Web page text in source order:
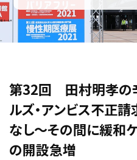
第32回 田村明孝の
ルズ・アンビス不正
なし～その間に緩和
の開設急増